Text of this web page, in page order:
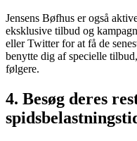
Jensens Bøfhus er også
eksklusive tilbud og
eller Twitter for at få de
benytte dig af specielle
følgere.
4. Besøg deres